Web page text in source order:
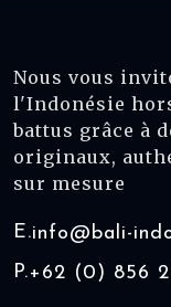
Nous vous
l'Indonésie
battus grâce à
originaux,
sur mesure
E.info@bali-
P.+62 (0) 856